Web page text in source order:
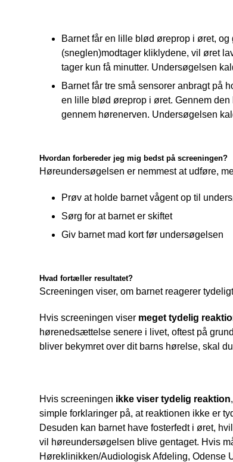
Barnet får en lille blød øreprop i øret,
(sneglen)modtager kliklydene, vil øret
tager kun få minutter. Undersøgelsen
Barnet får tre små sensorer anbragt på
en lille blød øreprop i øret. Gennem
gennem hørenerven. Undersøgelsen
Hvordan forbereder jeg mig bedst på screeningen?
Høreundersøgelsen er nemmest at udføre,
Prøv at holde barnet vågent op til
Sørg for at barnet er skiftet
Giv barnet mad kort før undersøgelsen
Hvad fortæller resultatet?
Screeningen viser, om barnet reagerer
Hvis screeningen viser meget tydelig
hørenedsættelse senere i livet, oftest på
bliver bekymret over dit barns hørelse, skal
Hvis screeningen ikke viser tydelig reaktion
simple forklaringer på, at reaktionen ikke er
Desuden kan barnet have fosterfedt i øret,
vil høreundersøgelsen blive gentaget. Hvis
Høreklinikken/Audiologisk Afdeling, Odense